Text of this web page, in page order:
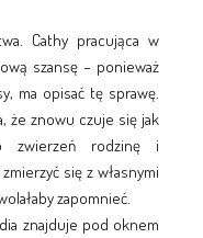
Cathy pracująca w
szansę – ponieważ
ma opisać tę sprawę.
że znowu czuje się jak
zwierzeń rodzinę i
się z własnymi
zapomnieć.
znajduje pod oknem